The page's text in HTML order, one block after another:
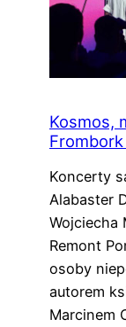
Kosmos,
Frombork
Koncerty
Alabaster
Wojciecha
Remont
osoby
autorem
Marcinem